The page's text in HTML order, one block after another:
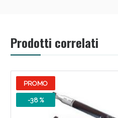
Prodotti correlati
PROMO
-38 %